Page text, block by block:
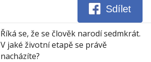
Sdílet
Říká se, že se člověk narodí sedmkrát.
V jaké životní etapě se právě
nacházíte?